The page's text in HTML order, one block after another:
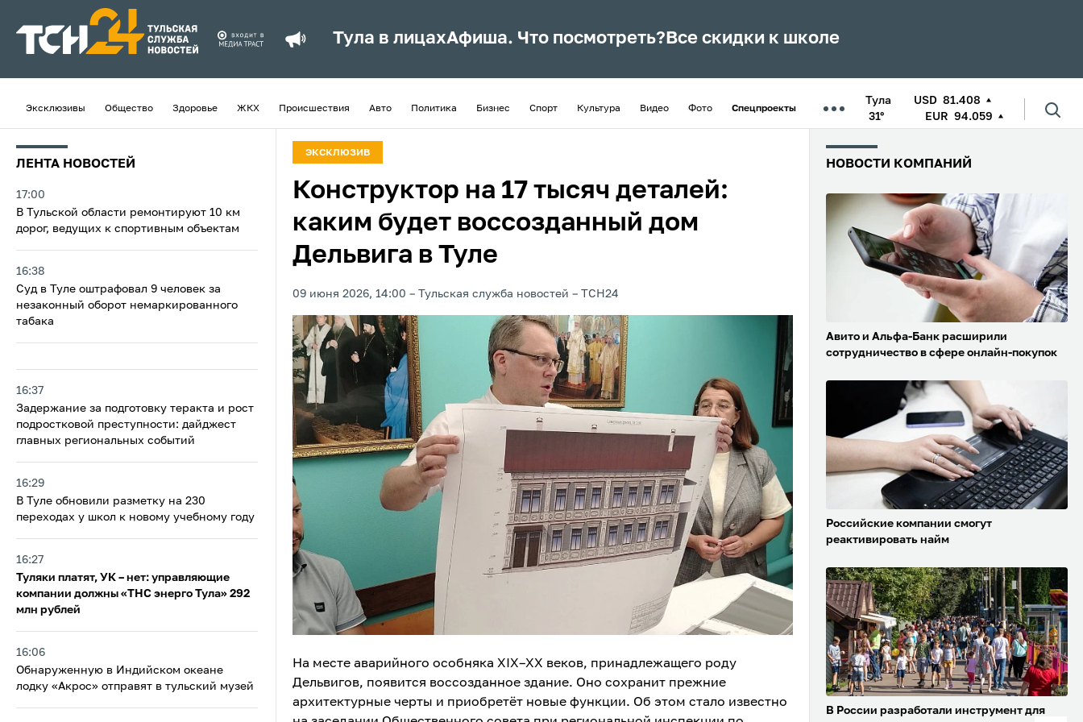
Тула в лицахАфиша. Что посмотреть? Все скидки к школе
Эксклюзивы Общество Здоровье ЖКХ Происшествия Авто Политика Бизнес Спорт Культура Видео Фото Спецпроекты
Тула
31°
USD 81.408
EUR 94.059
ЛЕНТА НОВОСТЕЙ
17:00
В Тульской области ремонтируют 10 км
дорог, ведущих к спортивным объектам
16:38
Суд в Туле оштрафовал 9 человек за
незаконный оборот немаркированного
табака
16:37
Задержание за подготовку теракта и рост
подростковой преступности: дайджест
главных региональных событий
16:29
В Туле обновили разметку на 230
переходах у школ к новому учебному году
16:27
Туляки платят, УК – нет: управляющие
компании должны «ТНС энерго Тула» 292
млн рублей
16:06
Обнаруженную в Индийском океане
лодку «Акрос» отправят в тульский музей
ЭКСКЛЮЗИВ
Конструктор на 17 тысяч деталей:
каким будет воссозданный дом
Дельвига в Туле
09 июня 2026, 14:00 Тульская служба новостей ТСН24
На месте аварийного особняка XIX–XX веков, принадлежащего роду
Дельвигов, появится воссозданное здание. Оно сохранит прежние
архитектурные черты и приобретёт новые функции. Об этом стало известно
НОВОСТИ КОМПАНИЙ
Авито и Альфа-Банк расширили
сотрудничество в сфере онлайн-покупок
Российские компании смогут
реактивировать найм
В России разработали инструмент для